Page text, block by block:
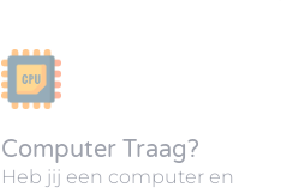
Computer Traag?
Heb jij een computer en